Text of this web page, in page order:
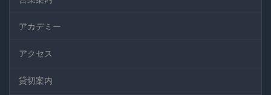
アカデミー
アクセス
貸切案内